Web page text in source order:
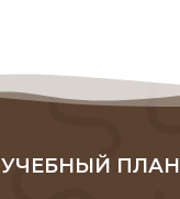
УЧЕБНЫЙ ПЛАН